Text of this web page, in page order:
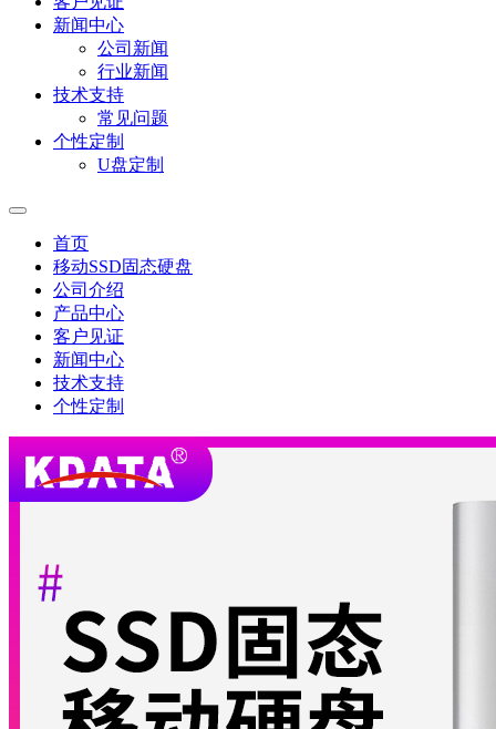
新闻中心
公司新闻
行业新闻
技术支持
常见问题
个性定制
U盘定制
首页
移动SSD固态硬盘
公司介绍
产品中心
客户见证
新闻中心
技术支持
个性定制